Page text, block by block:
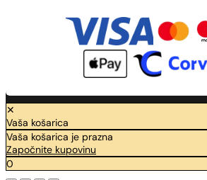
✕
Vaša košarica
Vaša košarica je prazna
Započnite kupovinu
0